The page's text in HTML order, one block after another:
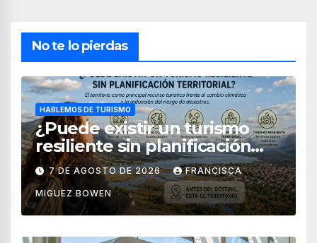
No te lo pierdas
HABLEMOS DE TURISMO
¿Puede existir un turismo
resiliente sin planificación
territorial?
7 DE AGOSTO DE 2026 FRANCISCA
MIGUEZ BOWEN